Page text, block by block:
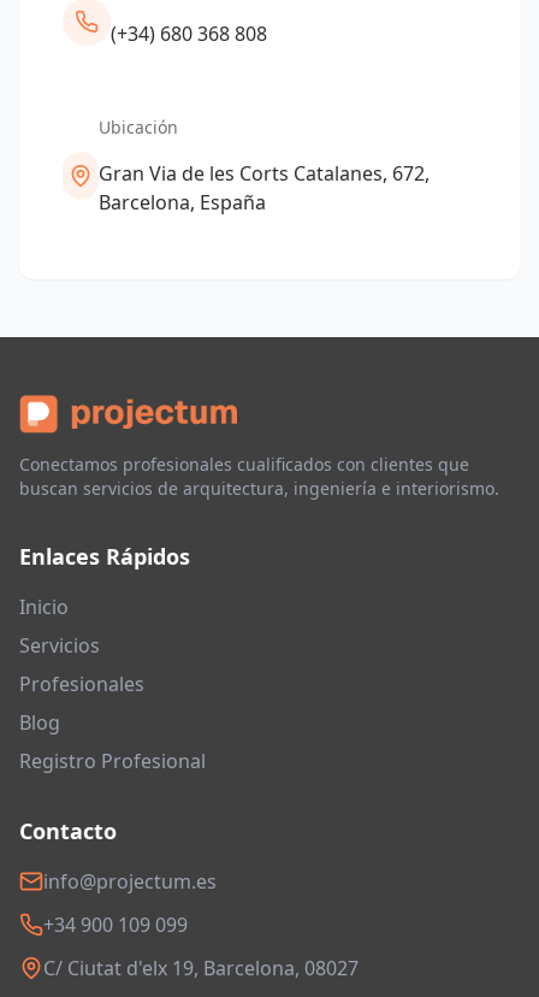
(+34) 680 368 808
Ubicación
Gran Via de les Corts Catalanes, 672,
Barcelona, España
Conectamos profesionales cualificados con clientes que
buscan servicios de arquitectura, ingeniería e interiorismo.
Enlaces Rápidos
Inicio
Servicios
Profesionales
Blog
Registro Profesional
Contacto
info@projectum.es
+34 900 109 099
C/ Ciutat d'elx 19, Barcelona, 08027